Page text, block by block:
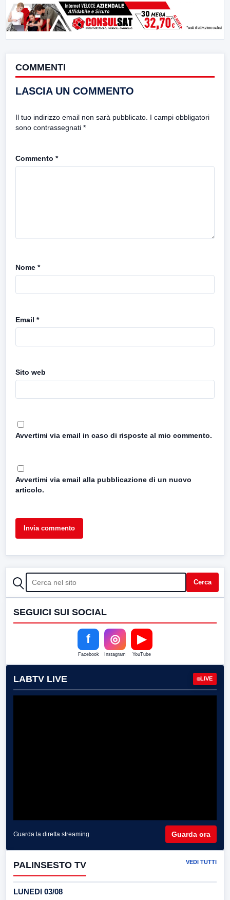
COMMENTI
LASCIA UN COMMENTO
Il tuo indirizzo email non sarà pubblicato. I campi obbligatori
sono contrassegnati *
Commento *
Nome *
Email *
Sito web
Avvertimi via email in caso di risposte al mio commento.
Avvertimi via email alla pubblicazione di un nuovo
articolo.
CERCA Cerca
SEGUICI SUI SOCIAL
f
Facebook
◎
Instagram
▶
YouTube
LABTV LIVE LIVE
Guarda la diretta streaming Guarda ora
PALINSESTO TV VEDI TUTTI
LUNEDI 03/08